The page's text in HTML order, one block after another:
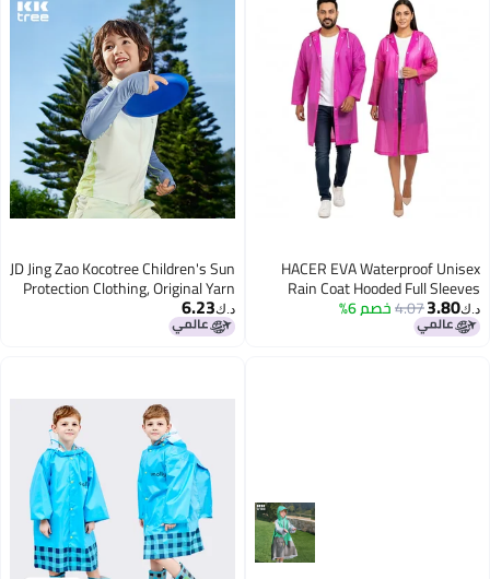
HACER EVA Waterproof Unisex
Rain Coat Hooded Full Sleeves
Outdoor Men, Women, Boys &
Girls Rainwear Poncho Raincoat
د.ك‏3.80
4.07خصم 6%
JD Jing Zao Kocotree Children's Sun
Protection Clothing, Original Yarn
Ice Silk Jacket, Boys And Girls UV-
Resistant Ice Skin Coat
د.ك‏6.23